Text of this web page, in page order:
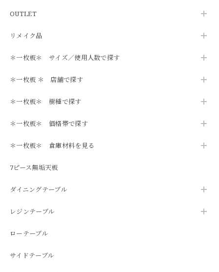
OUTLET
リメイク品
＊一枚板＊ サイズ／使用人数で探す
＊一枚板 ＊ 店舗で探す
＊一枚板＊ 樹種で探す
＊一枚板＊ 価格帯で探す
＊一枚板＊ 倉庫材料を見る
7ピース無垢天板
ダイニングテーブル
レジンテーブル
ローテーブル
サイドテーブル